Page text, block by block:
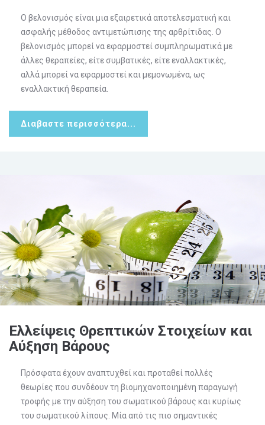
Ο βελονισμός είναι μια εξαιρετικά αποτελεσματική και
ασφαλής μέθοδος αντιμετώπισης της αρθρίτιδας. Ο
βελονισμός μπορεί να εφαρμοστεί συμπληρωματικά με
άλλες θεραπείες, είτε συμβατικές, είτε εναλλακτικές,
αλλά μπορεί να εφαρμοστεί και μεμονωμένα, ως
εναλλακτική θεραπεία.
Διαβαστε περισσότερα...
Ελλείψεις Θρεπτικών Στοιχείων και
Αύξηση Βάρους
Πρόσφατα έχουν αναπτυχθεί και προταθεί πολλές
θεωρίες που συνδέουν τη βιομηχανοποιημένη παραγωγή
τροφής με την αύξηση του σωματικού βάρους και κυρίως
του σωματικού λίπους. Μία από τις πιο σημαντικές